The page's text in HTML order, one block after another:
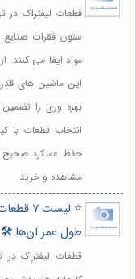
قطعات لیفتراک در
ستون فقرات
مواد ایفا می کنند.
این ماشین های
بهره وری را تضمین
انتخاب قطعات با
حفظ عملکرد صحیح
مشاهده و خرید
⭐️
طول عمر آن‌ها 🛠️
قطعات لیفتراک در